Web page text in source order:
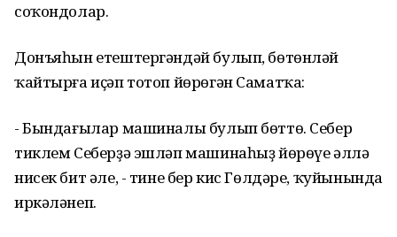
соҡондолар.
Донъяһын етештергәндәй булып, бөтөнләй
ҡайтырға иҫәп тотоп йөрөгән Саматҡа:
- Бындағылар машиналы булып бөттө. Себер
тиклем Себерҙә эшләп машинаһыҙ йөрөүе әллә
нисек бит әле, - тине бер кис Гөлдәре, ҡуйынында
иркәләнеп.